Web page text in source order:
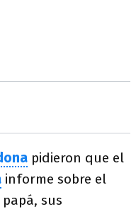
pidieron que el
informe sobre el
sus